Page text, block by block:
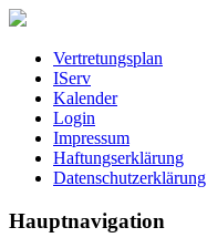
Vertretungsplan
IServ
Kalender
Login
Impressum
Haftungserklärung
Datenschutzerklärung
Hauptnavigation